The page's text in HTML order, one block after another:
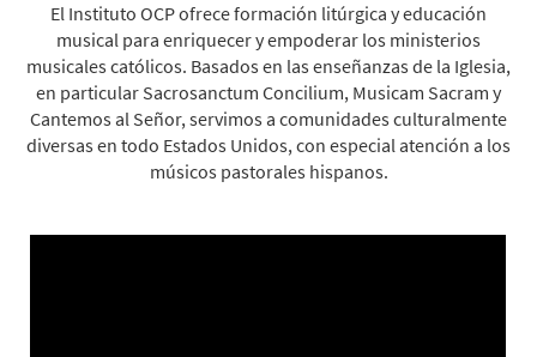
El Instituto OCP ofrece formación litúrgica y educación
musical para enriquecer y empoderar los ministerios
musicales católicos. Basados en las enseñanzas de la Iglesia,
en particular Sacrosanctum Concilium, Musicam Sacram y
Cantemos al Señor, servimos a comunidades culturalmente
diversas en todo Estados Unidos, con especial atención a los
músicos pastorales hispanos.